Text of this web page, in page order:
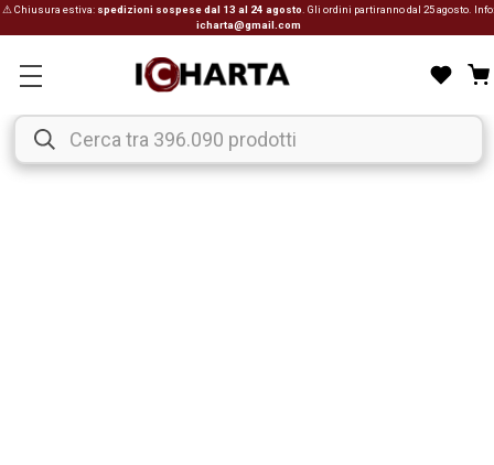
⚠ Chiusura estiva: spedizioni sospese dal 13 al 24 agosto . Gli ordini partiranno dal 25 agosto. Info:
icharta@gmail.com